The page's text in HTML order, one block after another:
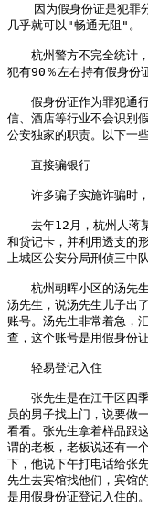
因为假身份证是犯罪分
几乎就可以"畅通无阻"。
杭州警方不完全统计，
犯有90％左右持有假身份
假身份证作为罪犯通行
信、酒店等行业不会识别
公安独家的职责。以下一
直接骗银行
许多骗子实施诈骗时，
去年12月，杭州人蒋某
和贷记卡，并利用透支的
上城区公安分局刑侦三中
杭州朝晖小区的汤先生
汤先生，说汤先生儿子出
账号。汤先生非常着急，
查，这个账号是用假身份
轻易登记入住
张先生是在江干区四季
员的男子找上门，说要做
看看。张先生拿着样品跟
谓的老板，老板说还有一
下，他说下午打电话给张
先生去宾馆找他们，宾馆
是用假身份证登记入住的